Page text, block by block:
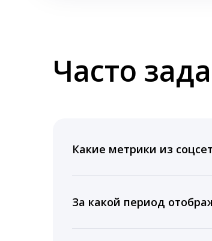
Часто
Какие метрики из
время для публикации,
За какой период